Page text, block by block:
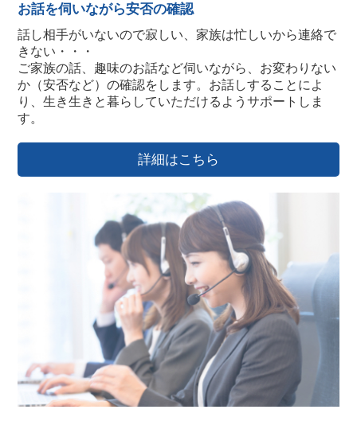
お話を伺いながら安否の確認
話し相手がいないので寂しい、家族は忙しいから連絡で
きない・・・
ご家族の話、趣味のお話など伺いながら、お変わりない
か（安否など）の確認をします。お話しすることによ
り、生き生きと暮らしていただけるようサポートしま
す。
詳細はこちら